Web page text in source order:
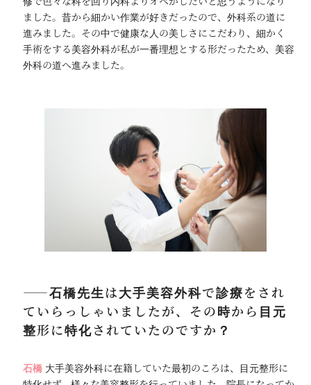
ました。昔から細かい作業が好きだったので、外科系の道に
進みました。その中で健康な人の美しさにこだわり、細かく
手術をする美容外科が私が一番理想とする形だったため、美容
外科の道へ進みました。
――石橋先生は大手美容外科で診療をされ
ていらっしゃいましたが、その時から目元
整形に特化されていたのですか？
石橋 大手美容外科に在籍していた最初のころは、目元整形に